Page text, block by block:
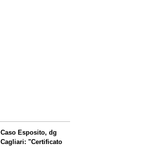
Caso Esposito, dg
Cagliari: "Certificato